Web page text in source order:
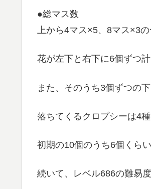
●総マス数
上から4マス×5、8マス×3
花が左下と右下に6個ずつ計
また、そのうち3個ずつの
落ちてくるクロプシーは4
初期の10個のうち6個くら
続いて、レベル686の難易